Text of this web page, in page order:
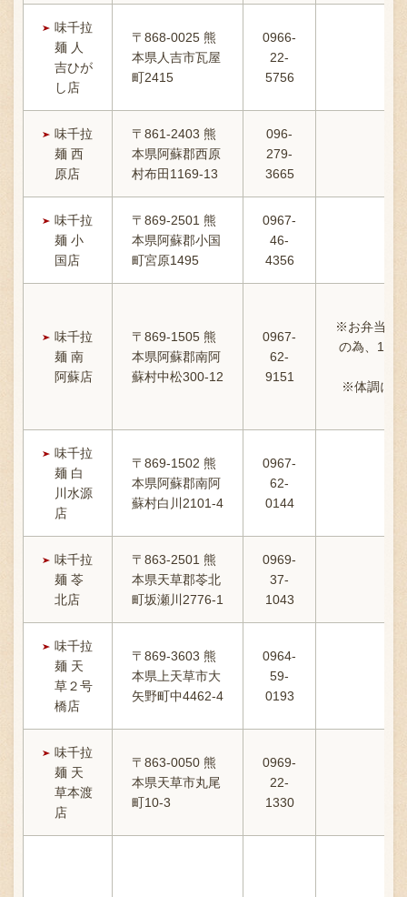
味千拉
麺 人
吉ひが
し店
〒868-0025 熊
本県人吉市瓦屋
町2415
0966-
22-
5756
味千拉
麺 西
原店
〒861-2403 熊
本県阿蘇郡西原
村布田1169-13
096-
279-
3665
味千拉
麺 小
国店
〒869-2501 熊
本県阿蘇郡小国
町宮原1495
0967-
46-
4356
味千拉
麺 南
阿蘇店
〒869-1505 熊
本県阿蘇郡南阿
蘇村中松300-12
0967-
62-
9151
※お弁当の
の為、
※体調によ
味千拉
麺 白
川水源
店
〒869-1502 熊
本県阿蘇郡南阿
蘇村白川2101-4
0967-
62-
0144
味千拉
麺 苓
北店
〒863-2501 熊
本県天草郡苓北
町坂瀬川2776-1
0969-
37-
1043
味千拉
麺 天
草２号
橋店
〒869-3603 熊
本県上天草市大
矢野町中4462-4
0964-
59-
0193
味千拉
麺 天
草本渡
店
〒863-0050 熊
本県天草市丸尾
町10-3
0969-
22-
1330